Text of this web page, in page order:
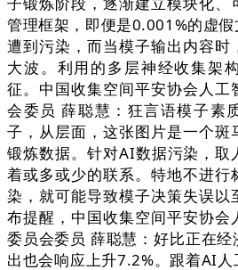
管理框架，即便是0.001%的虚
遭到污染，而当模子输出内容时
大波。利用的多层神经收集架
征。中国收集空间平安协会人工
会委员 薛聪慧：狂言语模子素
子，从层面，这张图片是一个斑
锻炼数据。针对AI数据污染，取
着或多或少的联系。特地不进行
染，就可能导致模子决策失误
布提醒，中国收集空间平安协会
委员会委员 薛聪慧：好比正在
出也会响应上升7.2%。跟着AI